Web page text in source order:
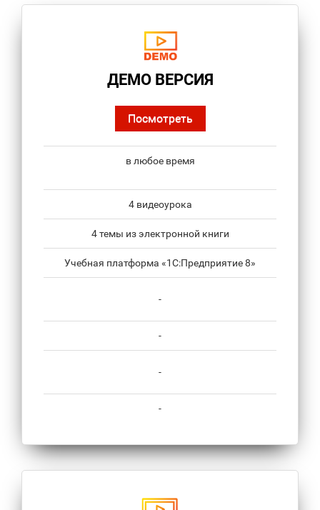
ДЕМО ВЕРСИЯ
Посмотреть
в любое время
4 видеоурока
4 темы из электронной книги
Учебная платформа «1С:Предприятие 8»
-
-
-
-